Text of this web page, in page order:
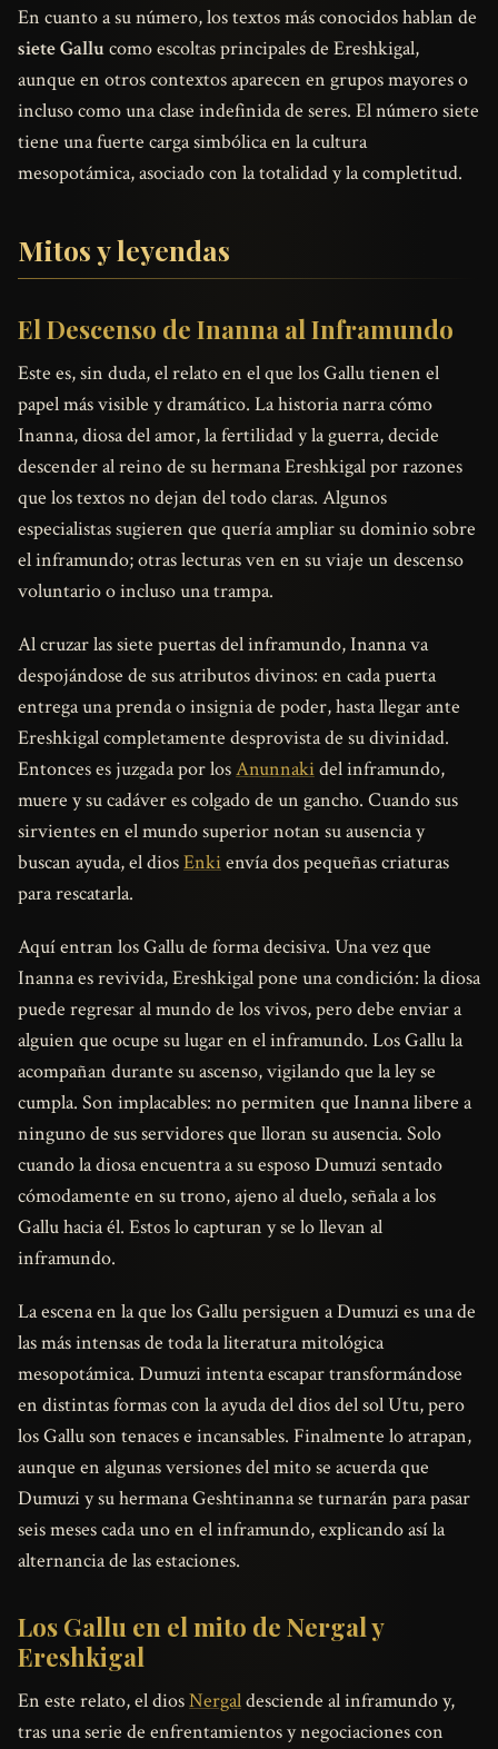
En cuanto a su número, los textos más conocidos hablan de
siete Gallucomo escoltas principales de Ereshkigal,
aunque en otros contextos aparecen en grupos mayores o
incluso como una clase indefinida de seres. El número siete
tiene una fuerte carga simbólica en la cultura
mesopotámica, asociado con la totalidad y la completitud.
Mitos y leyendas
El Descenso de Inanna al Inframundo
Este es, sin duda, el relato en el que los Gallu tienen el
papel más visible y dramático. La historia narra cómo
Inanna, diosa del amor, la fertilidad y la guerra, decide
descender al reino de su hermana Ereshkigal por razones
que los textos no dejan del todo claras. Algunos
especialistas sugieren que quería ampliar su dominio sobre
el inframundo; otras lecturas ven en su viaje un descenso
voluntario o incluso una trampa.
Al cruzar las siete puertas del inframundo, Inanna va
despojándose de sus atributos divinos: en cada puerta
entrega una prenda o insignia de poder, hasta llegar ante
Ereshkigal completamente desprovista de su divinidad.
Entonces es juzgada por losAnunnakidel inframundo,
muere y su cadáver es colgado de un gancho. Cuando sus
sirvientes en el mundo superior notan su ausencia y
buscan ayuda, el diosEnkienvía dos pequeñas criaturas
para rescatarla.
Aquí entran los Gallu de forma decisiva. Una vez que
Inanna es revivida, Ereshkigal pone una condición: la diosa
puede regresar al mundo de los vivos, pero debe enviar a
alguien que ocupe su lugar en el inframundo. Los Gallu la
acompañan durante su ascenso, vigilando que la ley se
cumpla. Son implacables: no permiten que Inanna libere a
ninguno de sus servidores que lloran su ausencia. Solo
cuando la diosa encuentra a su esposo Dumuzi sentado
cómodamente en su trono, ajeno al duelo, señala a los
Gallu hacia él. Estos lo capturan y se lo llevan al
inframundo.
La escena en la que los Gallu persiguen a Dumuzi es una de
las más intensas de toda la literatura mitológica
mesopotámica. Dumuzi intenta escapar transformándose
en distintas formas con la ayuda del dios del sol Utu, pero
los Gallu son tenaces e incansables. Finalmente lo atrapan,
aunque en algunas versiones del mito se acuerda que
Dumuzi y su hermana Geshtinanna se turnarán para pasar
seis meses cada uno en el inframundo, explicando así la
alternancia de las estaciones.
Los Gallu en el mito de Nergal y
Ereshkigal
En este relato, el diosNergaldesciende al inframundo y,
tras una serie de enfrentamientos y negociaciones con